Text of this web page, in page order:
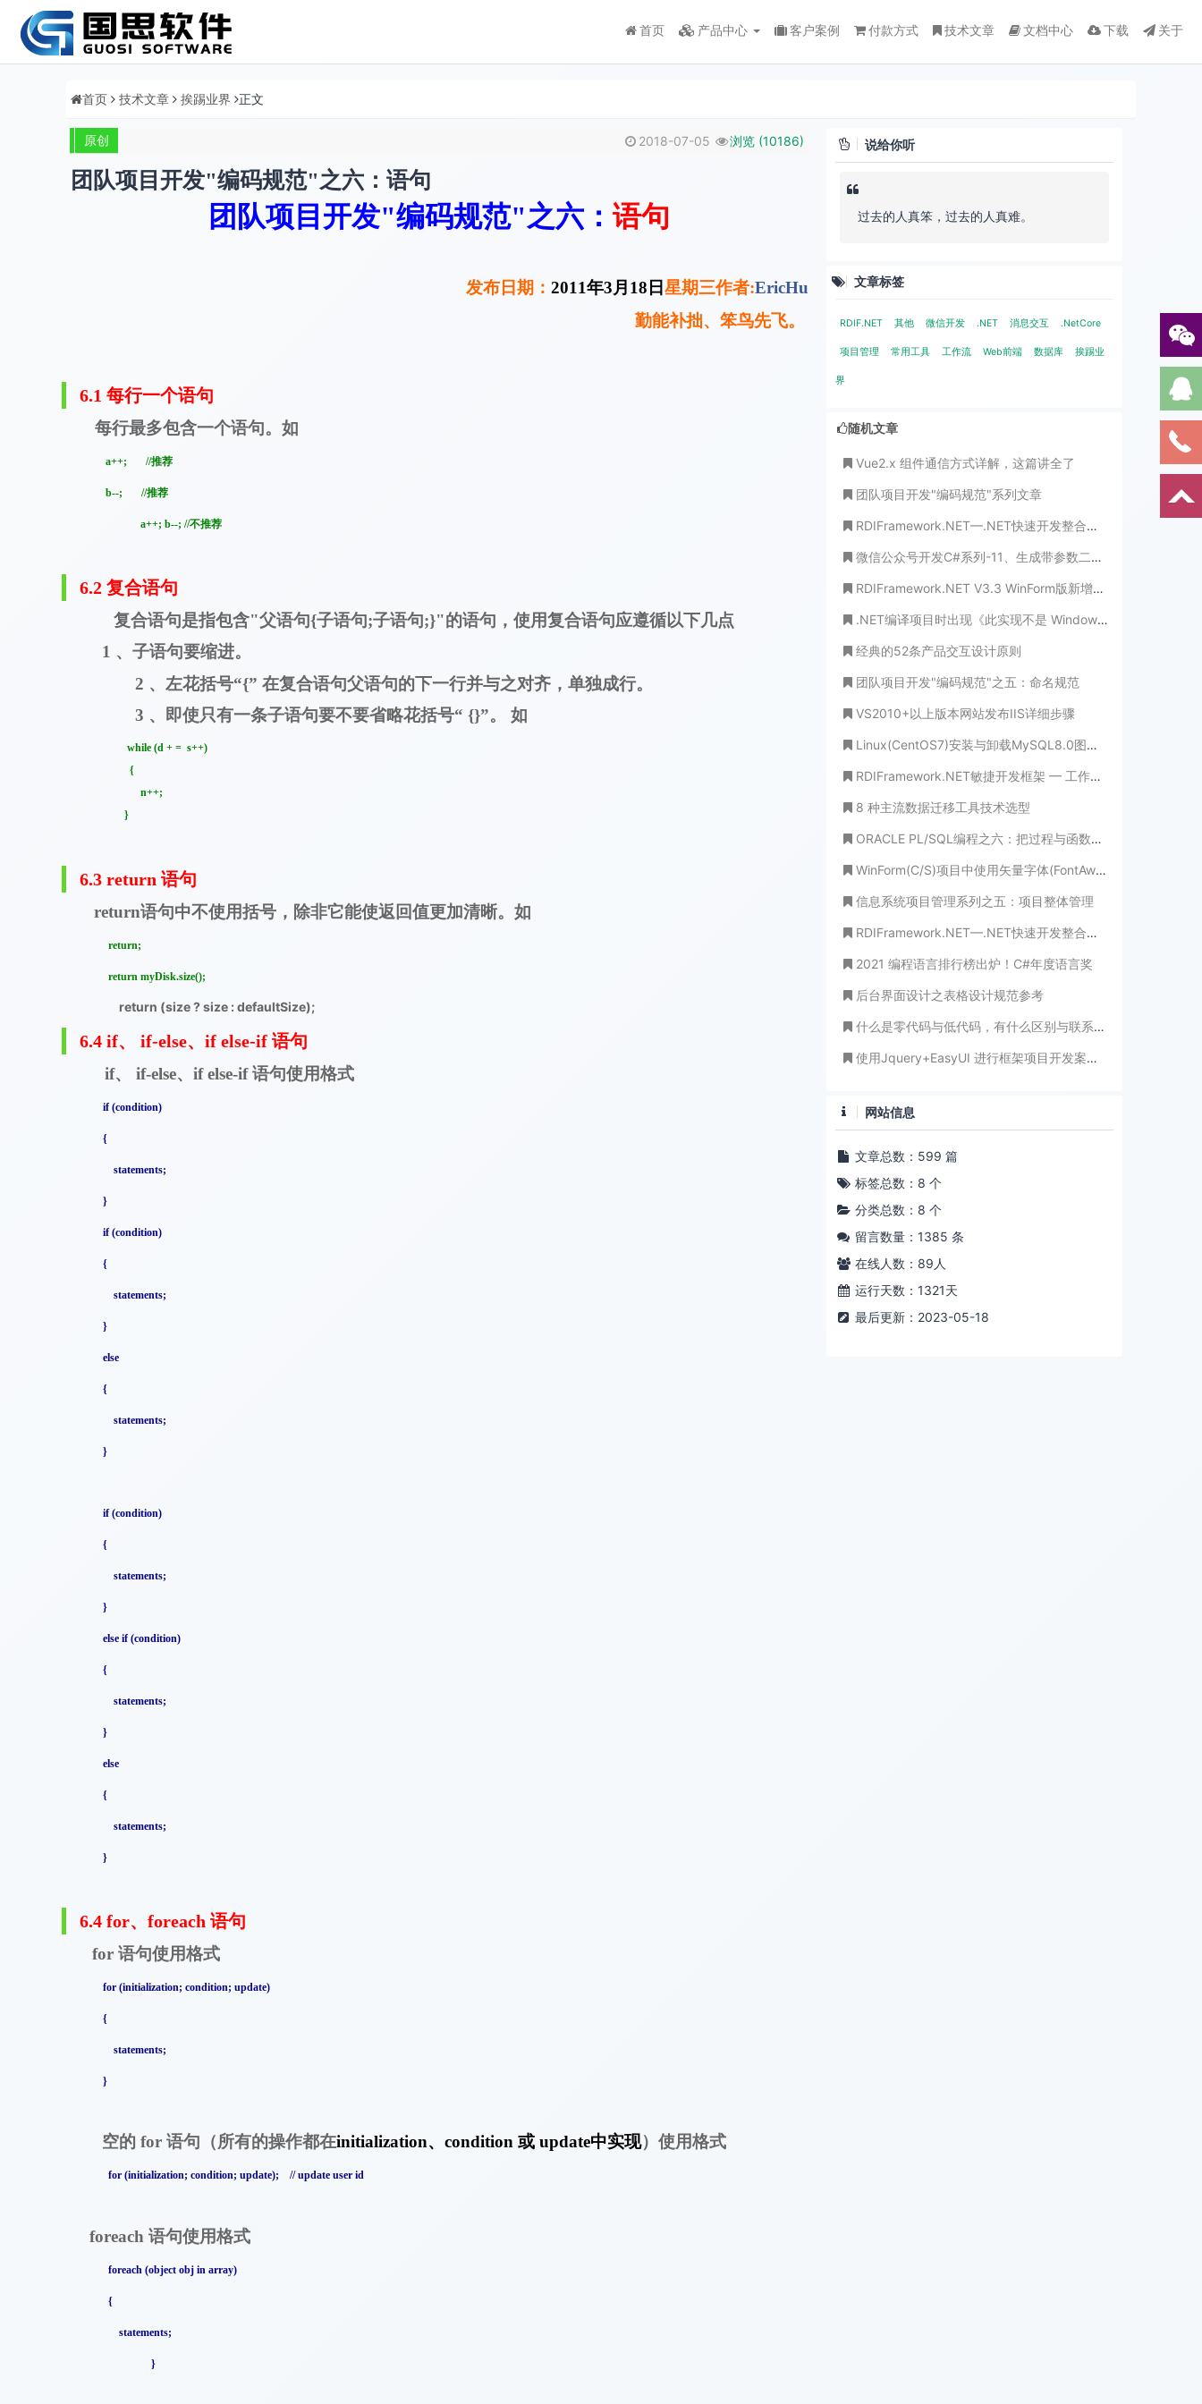
首页 产品中心 客户案例 付款方式 技术文章 文档中心 下载 关于
首页 技术文章 挨踢业界 正文
原创 2018-07-05 浏览 (10186)
团队项目开发"编码规范"之六：语句
团队项目开发"编码规范"之六：语句
发布日期：2011年3月 18 日星期三作者:EricHu
勤能补拙、笨鸟先飞。
6.1 每行一个语句
每行最多包含一个语句。如
a++; //推荐
b--; //推荐
a++; b--; //不推荐
6.2 复合语句
复合语句是指包含"父语句{子语句;子语句;}"的语句，使用复合语句应遵循以下几点
1 、 子语句要缩进。
2 、左花括号“{” 在复合语句父语句的下一行并与之对齐，单独成行。
3 、即使只有一条子语句要不要省略花括号“ {}”。 如
while (d + = s++)
{
n++;
}
6.3 return 语句
return语句中不使用括号，除非它能使返回值更加清晰。如
return;
return myDisk.size();
return (size ? size : defaultSize);
6.4 if、 if-else、if else-if 语句
if、 if-else、 if else-if语句使用格式
if (condition)
{
statements;
}
if (condition)
{
statements;
}
else
{
statements;
}
if (condition)
{
statements;
}
else if (condition)
{
statements;
}
else
{
statements;
}
6.4 for、 foreach 语句
for 语句使用格式
for (initialization; condition; update)
{
statements;
}
空的 for 语句（所有的操作都在initialization、 condition 或update中实现）使用格式
for (initialization; condition; update); // update user id
foreach 语句使用格式
foreach (object obj in array)
{
statements;
}
说给你听
过去的人真笨，过去的人真难。
文章标签
RDIF.NET 其他 微信开发 .NET 消息交互 .NetCore
项目管理 常用工具 工作流 Web前端 数据库 挨踢业
界
随机文章
Vue2.x 组件通信方式详解，这篇讲全了
团队项目开发"编码规范"系列文章
RDIFramework.NET—.NET快速开发整合框架【开发实例】之产品管理（WinForm版）
微信公众号开发C#系列-11、生成带参数二维码应用场景
RDIFramework.NET V3.3 WinForm版新增日程管理功能模块
.NET编译项目时出现《此实现不是 Windows 平台 FIPS 验证的加密算法的一部分》处理方法
经典的52条产品交互设计原则
团队项目开发"编码规范"之五：命名规范
VS2010+以上版本网站发布IIS详细步骤
Linux(CentOS7)安装与卸载MySQL8.0图文详解
RDIFramework.NET敏捷开发框架 ━ 工作流程组件Web业务平台
8 种主流数据迁移工具技术选型
ORACLE PL/SQL编程之六：把过程与函数说透(穷追猛打，把根儿都拔起!)
WinForm(C/S)项目中使用矢量字体(FontAwsome、Elegant)图标
信息系统项目管理系列之五：项目整体管理
RDIFramework.NET—.NET快速开发整合框架【开发实例】之产品管理（MVC版）
2021 编程语言排行榜出炉！C#年度语言奖
后台界面设计之表格设计规范参考
什么是零代码与低代码，有什么区别与联系，未来趋势
使用Jquery+EasyUI 进行框架项目开发案例讲解之五--模块（菜单）管理源码分享
网站信息
文章总数：599 篇
标签总数：8 个
分类总数：8 个
留言数量：1385 条
在线人数： 89 人
运行天数：1321天
最后更新：2023-05-18